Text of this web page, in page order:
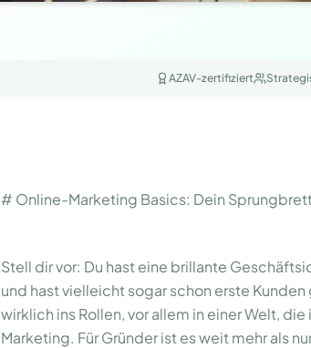
AZAV-zertifiziert
# Online-Marketing Basics: Dein
Stell dir vor: Du hast eine brillante
und hast vielleicht sogar schon erste
wirklich ins Rollen, vor allem in einer Welt,
Marketing. Für Gründer ist es weit mehr als